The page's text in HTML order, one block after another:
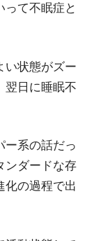
って不眠症と
い状態がズー
翌日に睡眠不
ー系の話だっ
ンダードな存
化の過程で出